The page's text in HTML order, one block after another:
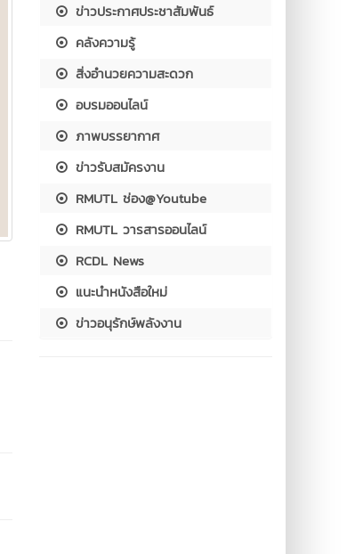
ข่าวประกาศประชาสัมพันธ์
คลังความรู้
สิ่งอำนวยความสะดวก
อบรมออนไลน์
ภาพบรรยากาศ
ข่าวรับสมัครงาน
RMUTL ช่อง@Youtube
RMUTL วารสารออนไลน์
RCDL News
แนะนำหนังสือใหม่
ข่าวอนุรักษ์พลังงาน